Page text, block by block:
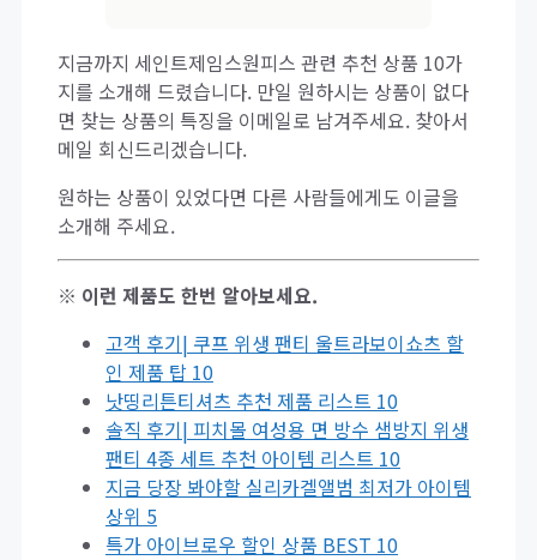
지금까지 세인트제임스원피스 관련 추천 상품 10가
지를 소개해 드렸습니다. 만일 원하시는 상품이 없다
면 찾는 상품의 특징을 이메일로 남겨주세요. 찾아서
메일 회신드리겠습니다.
원하는 상품이 있었다면 다른 사람들에게도 이글을
소개해 주세요.
※ 이런 제품도 한번 알아보세요.
고객 후기| 쿠프 위생 팬티 울트라보이쇼츠 할
인 제품 탑 10
낫띵리튼티셔츠 추천 제품 리스트 10
솔직 후기| 피치몰 여성용 면 방수 샘방지 위생
팬티 4종 세트 추천 아이템 리스트 10
지금 당장 봐야할 실리카겔앨범 최저가 아이템
상위 5
특가 아이브로우 할인 상품 BEST 10